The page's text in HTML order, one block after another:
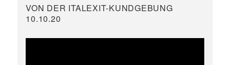
VON DER ITALEXIT-KUNDGEBUNG
10.10.20